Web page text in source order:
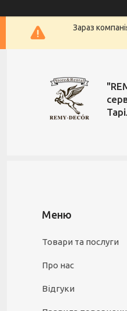
Зараз
Товари та послуги
Про нас
Відгуки